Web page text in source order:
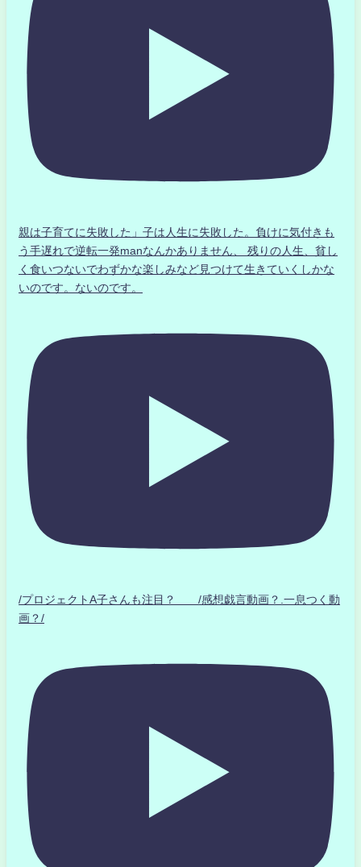
親は子育てに失敗した」子は人生に失敗した。負けに気付きも
う手遅れで逆転一発manなんかありません、 残りの人生、貧し
く食いつないでわずかな楽しみなど見つけて生きていくしかな
いのです。ないのです。
/プロジェクトA子さんも注目？ /感想戯言動画？.一息つく動
画？/